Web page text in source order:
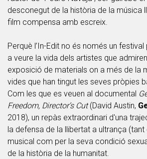
desconegut de la història de la música
film compensa amb escreix.
Perquè l’In-Edit no és només un
a veure la vida dels artistes que
exposició de materials on a més de la
vides que han tingut les seves pròpies
Com les que es veuen al documental
Freedom, Director’s Cut(David Austin,
2018), un repàs extraordinari d'una
la defensa de la llibertat a ultrança (tant
musical com per la seva condició
de la història de la humanitat.